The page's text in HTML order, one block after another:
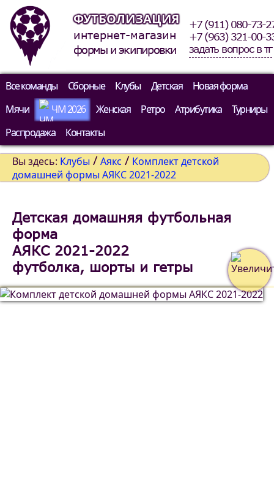
ФУТБОЛИЗАЦИЯ
интернет-магазин
формы и экипировки
+7 (911) 080-73-
+7 (963) 321-00-
задать вопрос в тг
Все команды Сборные Клубы Детская
Новая форма
Мячи
ЧМ 2026 Женская Ретро Атрибутика
Турниры
Распродажа
Контакты
Вы здесь: Клубы / Аякс / Комплект детской
домашней формы АЯКС 2021-2022
Детская домашняя футбольная
форма
АЯКС 2021-2022
футболка, шорты и гетры